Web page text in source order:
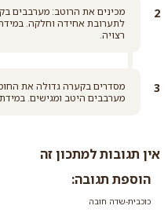
מכינים את הרוטב: מערבבים
לתערובת אחידה וחלקה.
רצויה.
מסדרים בקערה גדולה את
מערבבים היטב ומגישים.
אין תגובות למתכון זה
הוספת תגובה:
כוכבית-שדה חובה